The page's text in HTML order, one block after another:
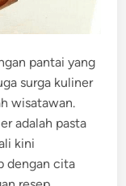
pantai yang
surga kuliner
wisatawan.
adalah pasta
kini
dengan cita